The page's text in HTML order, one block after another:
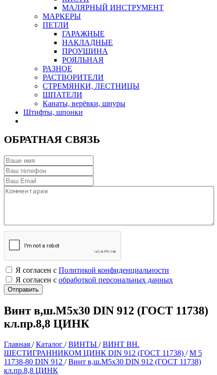
МАЛЯРНЫЙ ИНСТРУМЕНТ
МАРКЕРЫ
ПЕТЛИ
ГАРАЖНЫЕ
НАКЛАДНЫЕ
ПРОУШИНА
РОЯЛЬНАЯ
РАЗНОЕ
РАСТВОРИТЕЛИ
СТРЕМЯНКИ, ЛЕСТНИЦЫ
ШПАТЕЛИ
Канаты, верёвки, шнуры
Штифты, шпонки
ОБРАТНАЯ СВЯЗЬ
Я согласен с Политикой конфиденциальности
Я согласен с обработкой персональных данных
Винт в,ш.М5х30 DIN 912 (ГОСТ 11738)
кл.пр.8,8 ЦИНК
Главная /Каталог /ВИНТЫ /ВИНТ ВН.
ШЕСТИГРАННИКОМ ЦИНК DIN 912 (ГОСТ 11738) /М 5
11738-80 DIN 912 /Винт в,ш.М5х30 DIN 912 (ГОСТ 11738)
кл.пр.8,8 ЦИНК